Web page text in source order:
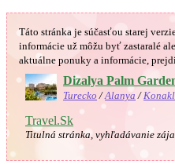
Táto stránka je súčasťou starej
informácie už môžu byť zastaralé
aktuálne ponuky a informácie,
Dizalya Palm
Turecko /Alanya /
Travel.Sk
Titulná stránka, vyhľadávanie